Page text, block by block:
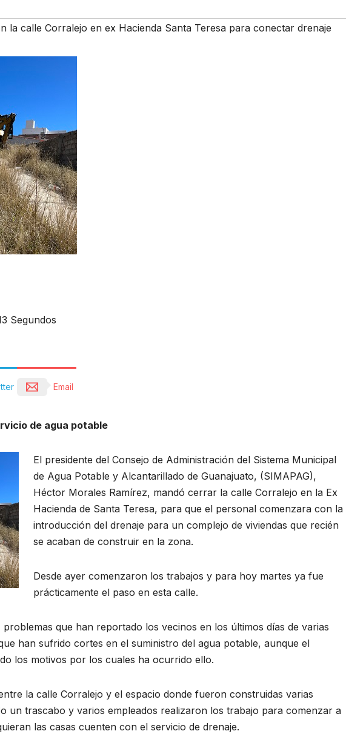
la calle Corralejo en ex Hacienda Santa Teresa para conectar drenaje
Segundos
Email
de agua potable
El presidente del Consejo de Administración del Sistema Municipal
de Agua Potable y Alcantarillado de Guanajuato, (SIMAPAG),
Héctor Morales Ramírez, mandó cerrar la calle Corralejo en la Ex
Hacienda de Santa Teresa, para que el personal comenzara con la
introducción del drenaje para un complejo de viviendas que recién
se acaban de construir en la zona.
Desde ayer comenzaron los trabajos y para hoy martes ya fue
prácticamente el paso en esta calle.
que han reportado los vecinos en los últimos días de varias
han sufrido cortes en el suministro del agua potable, aunque el
los motivos por los cuales ha ocurrido ello.
la calle Corralejo y el espacio donde fueron construidas varias
un trascabo y varios empleados realizaron los trabajo para comenzar a
las casas cuenten con el servicio de drenaje.